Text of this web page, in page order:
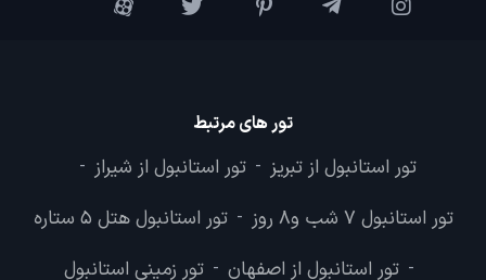
تور های مرتبط
تور استانبول از تبریز - تور استانبول از شیراز -
تور استانبول 7 شب و8 روز - تور استانبول هتل 5 ستاره
- تور استانبول از اصفهان - تور زمینی استانبول